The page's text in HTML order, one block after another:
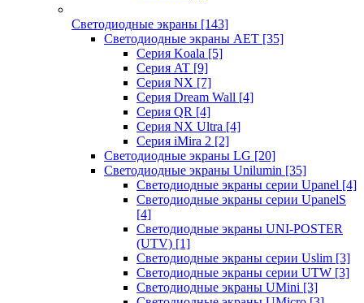
Светодиодные экраны [143]
Светодиодные экраны AET [35]
Cерия Koala [5]
Серия AT [9]
Серия NX [7]
Серия Dream Wall [4]
Серия QR [4]
Серия NX Ultra [4]
Серия iMira 2 [2]
Светодиодные экраны LG [20]
Светодиодные экраны Unilumin [35]
Светодиодные экраны серии Upanel [4]
Светодиодные экраны серии UpanelS
[4]
Светодиодные экраны UNI-POSTER
(UTV) [1]
Светодиодные экраны серии Uslim [3]
Светодиодные экраны серии UTW [3]
Светодиодные экраны UMini [3]